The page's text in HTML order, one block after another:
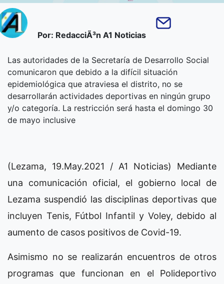
Por: RedacciÃ³n A1 Noticias
Las autoridades de la Secretaría de Desarrollo Social
comunicaron que debido a la difícil situación
epidemiológica que atraviesa el distrito, no se
desarrollarán actividades deportivas en ningún grupo
y/o categoría. La restricción será hasta el domingo 30
de mayo inclusive
(Lezama, 19.May.2021 / A1 Noticias) Mediante
una comunicación oficial, el gobierno local de
Lezama suspendió las disciplinas deportivas que
incluyen Tenis, Fútbol Infantil y Voley, debido al
aumento de casos positivos de Covid-19.
Asimismo no se realizarán encuentros de otros
programas que funcionan en el Polideportivo